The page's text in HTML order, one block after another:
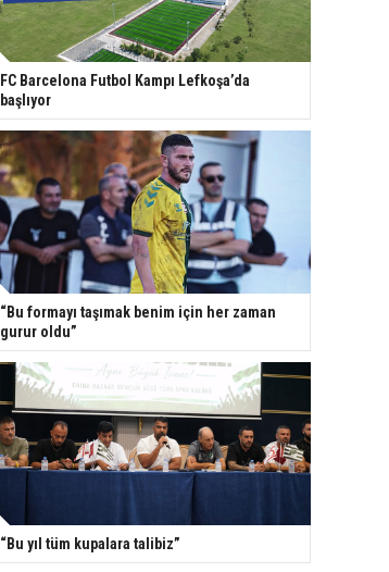
FC Barcelona Futbol Kampı Lefkoşa’da
başlıyor
“Bu formayı taşımak benim için her zaman
gurur oldu”
“Bu yıl tüm kupalara talibiz”